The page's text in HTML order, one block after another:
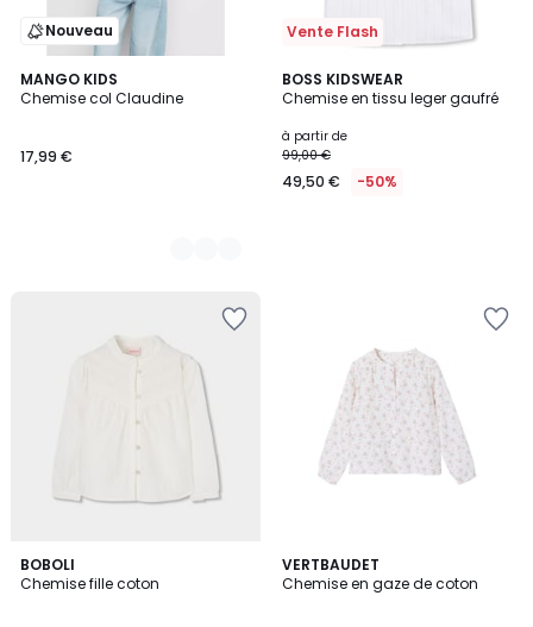
Nouveau
MANGO KIDS
Chemise col Claudine
17,99 €
2
Couleurs
Vente Flash
BOSS KIDSWEAR
Chemise en tissu leger gaufré
à partir de
99,00 €
49,50 € -50%
BOBOLI
Chemise fille coton
VERTBAUDET
Chemise en gaze de coton
2
Couleurs